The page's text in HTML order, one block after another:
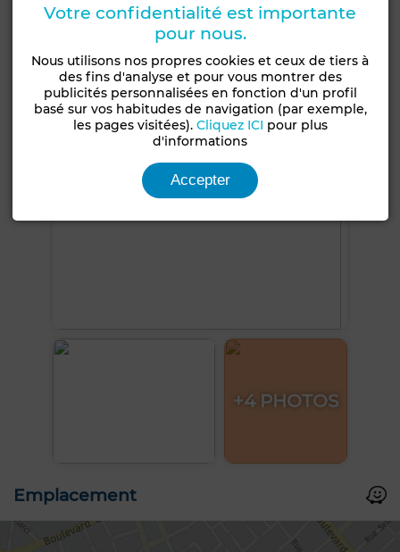
Voir plus de photos
+4 PHOTOS
Emplacement
Votre confidentialité est importante
pour nous.
Nous utilisons nos propres cookies et ceux de tiers à
des fins d'analyse et pour vous montrer des
publicités personnalisées en fonction d'un profil
basé sur vos habitudes de navigation (par exemple,
les pages visitées). Cliquez ICI pour plus
d'informations
Accepter